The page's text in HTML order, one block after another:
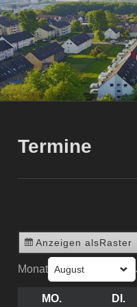
Termine
Anzeigen alsRaster
Monat
MO.MONTAG DI.